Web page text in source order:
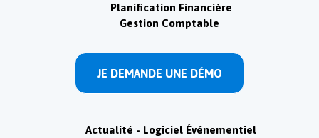
Planification Financière
Gestion Comptable
JE DEMANDE UNE DÉMO
Actualité - Logiciel Événementiel